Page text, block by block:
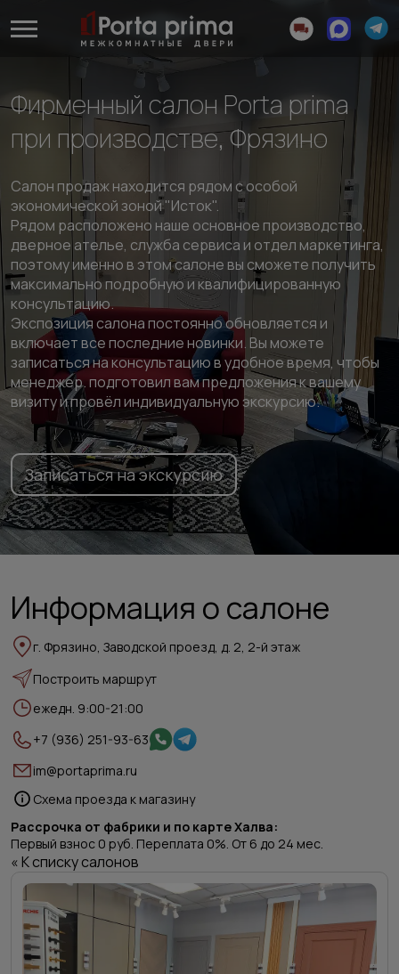
Фирменный салон Porta prima
при производстве, Фрязино
Салон продаж находится рядом с особой
экономической зоной "Исток".
Рядом расположено наше основное производство,
дверное ателье, служба сервиса и отдел маркетинга,
поэтому именно в этом салоне вы сможете получить
максимально подробную и квалифицированную
консультацию.
Экспозиция салона постоянно обновляется и
включает все последние новинки. Вы можете
записаться на консультацию в удобное время, чтобы
менеджер. подготовил вам предложения к вашему
визиту и провёл индивидуальную экскурсию.
Записаться на экскурсию
Информация о салоне
г. Фрязино, Заводской проезд, д. 2, 2-й этаж
Построить маршрут
ежедн. 9:00-21:00
+7 (936) 251-93-63
im@portaprima.ru
Схема проезда к магазину
Рассрочка от фабрики и по карте Халва:
Первый взнос 0 руб. Переплата 0%. От 6 до 24 мес.
« К списку салонов